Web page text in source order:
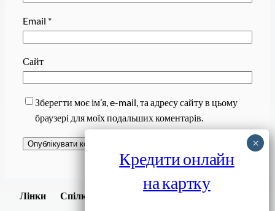
Email *
Сайт
Зберегти моє ім’я, e-mail, та адресу сайту в цьому
браузері для моїх подальших коментарів.
Лінки Спілки
Завантажити
Кредити онлайн
на картку